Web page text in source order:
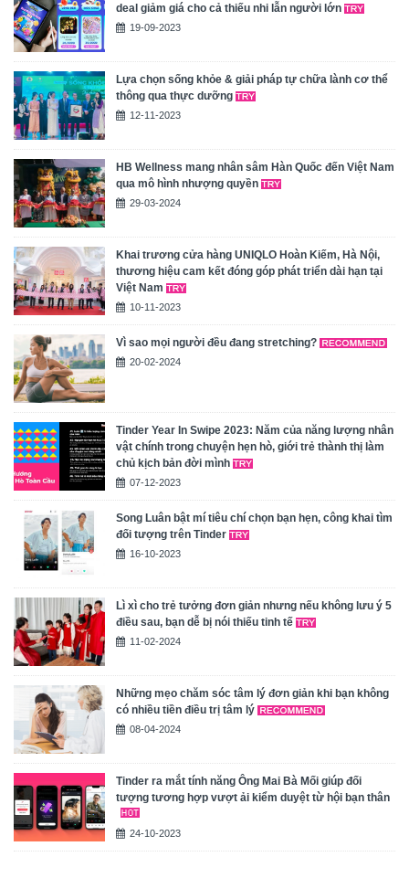
deal giảm giá cho cả thiếu nhi lẫn người lớn
19-09-2023
Lựa chọn sống khỏe & giải pháp tự chữa lành cơ thể
thông qua thực dưỡng
12-11-2023
HB Wellness mang nhân sâm Hàn Quốc đến Việt Nam
qua mô hình nhượng quyền
29-03-2024
Khai trương cửa hàng UNIQLO Hoàn Kiếm, Hà Nội,
thương hiệu cam kết đóng góp phát triển dài hạn tại
Việt Nam
10-11-2023
Vì sao mọi người đều đang stretching?
20-02-2024
Tinder Year In Swipe 2023: Năm của năng lượng nhân
vật chính trong chuyện hẹn hò, giới trẻ thành thị làm
chủ kịch bản đời mình
07-12-2023
Song Luân bật mí tiêu chí chọn bạn hẹn, công khai tìm
đối tượng trên Tinder
16-10-2023
Lì xì cho trẻ tưởng đơn giản nhưng nếu không lưu ý 5
điều sau, bạn dễ bị nói thiếu tinh tế
11-02-2024
Những mẹo chăm sóc tâm lý đơn giản khi bạn không
có nhiều tiền điều trị tâm lý
08-04-2024
Tinder ra mắt tính năng Ông Mai Bà Mối giúp đối
tượng tương hợp vượt ải kiểm duyệt từ hội bạn thân
24-10-2023